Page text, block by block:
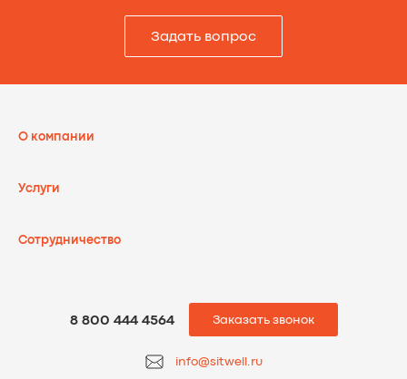
Задать вопрос
О компании
Услуги
Сотрудничеcтво
info@sitwell.ru
8 800 444 4564 Заказать звонок